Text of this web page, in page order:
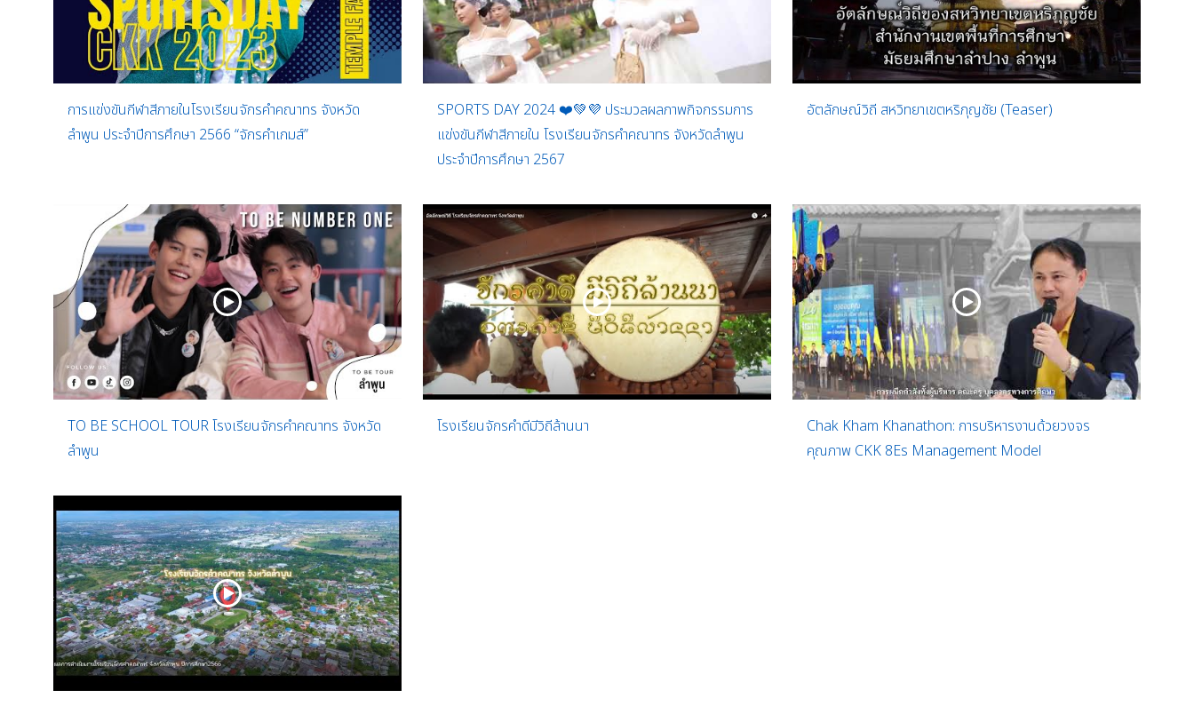
การแข่งขันกีฬาสีภายในโรงเรียนจักรคำคณาทร จังหวัด
ลำพูน ประจำปีการศึกษา 2566 “จักรคำเกมส์”
SPORTS DAY 2024 ❤️💚💜 ประมวลผลภาพกิจกรรมการ
แข่งขันกีฬาสีภายใน โรงเรียนจักรคำคณาทร จังหวัดลำพูน
ประจำปีการศึกษา 2567
อัตลักษณ์วิถี สหวิทยาเขตหริภุญชัย (Teaser)
TO BE SCHOOL TOUR โรงเรียนจักรคำคณาทร จังหวัด
ลำพูน
โรงเรียนจักรคำดีมีวิถีล้านนา
Chak Kham Khanathon: การบริหารงานด้วยวงจร
คุณภาพ CKK 8Es Management Model